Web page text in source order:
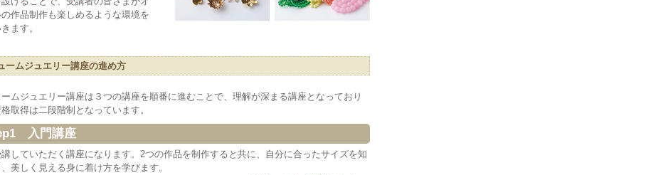
の作品制作も楽しめるような環境を
ます。
ームジュエリー講座の進め方
ームジュエリー講座は３つの講座を順番に進むことで、理解が深まる講座となっており
取得は二段階制となっています。
入門講座
していただく講座になります。2つの作品を制作すると共に、自分に合ったサイズを知
美しく見える身に着け方を学びます。